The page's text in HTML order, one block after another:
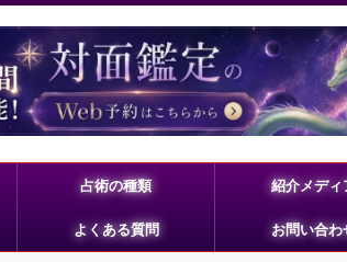
占術の種類 紹介メディ
よくある質問 お問い合わ